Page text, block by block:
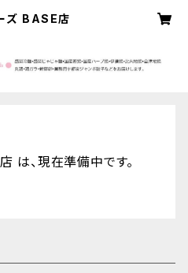
ズ BASE店
は、現在準備中です。